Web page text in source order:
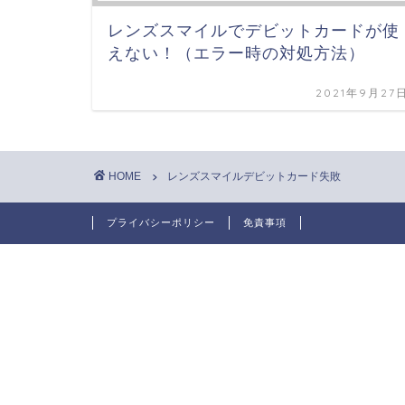
レンズスマイルでデビットカードが使
えない！（エラー時の対処方法）
2021年9月27
HOME レンズスマイルデビットカード失敗
プライバシーポリシー 免責事項